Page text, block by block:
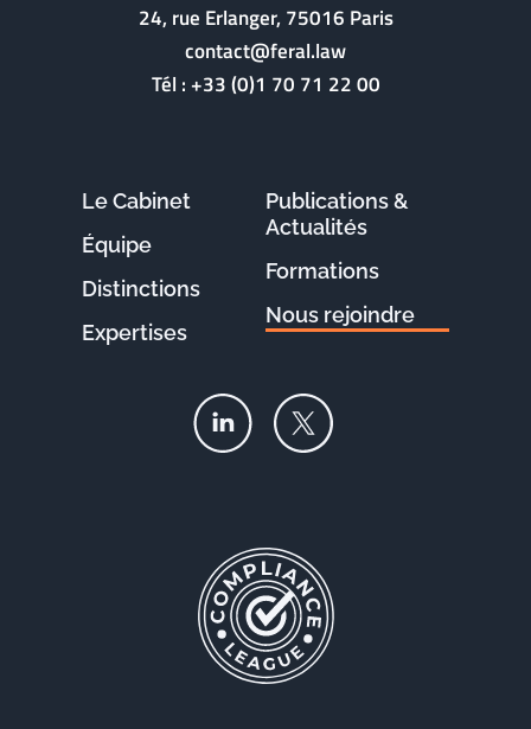
24, rue Erlanger, 75016 Paris
contact@feral.law
Tél :+33 (0)1 70 71 22 00
Le Cabinet
Équipe
Distinctions
Expertises
Publications &
Actualités
Formations
Nous rejoindre